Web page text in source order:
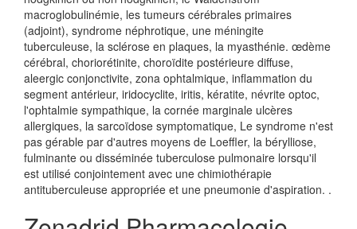
macroglobulinémie, les tumeurs cérébrales primaires
(adjoint), syndrome néphrotique, une méningite
tuberculeuse, la sclérose en plaques, la myasthénie. œdème
cérébral, choriorétinite, choroïdite postérieure diffuse,
aleergic conjonctivite, zona ophtalmique, inflammation du
segment antérieur, iridocyclite, iritis, kératite, névrite optoc,
l'ophtalmie sympathique, la cornée marginale ulcères
allergiques, la sarcoïdose symptomatique, Le syndrome n'est
pas gérable par d'autres moyens de Loeffler, la bérylliose,
fulminante ou disséminée tuberculose pulmonaire lorsqu'il
est utilisé conjointement avec une chimiothérapie
antituberculeuse appropriée et une pneumonie d'aspiration. .